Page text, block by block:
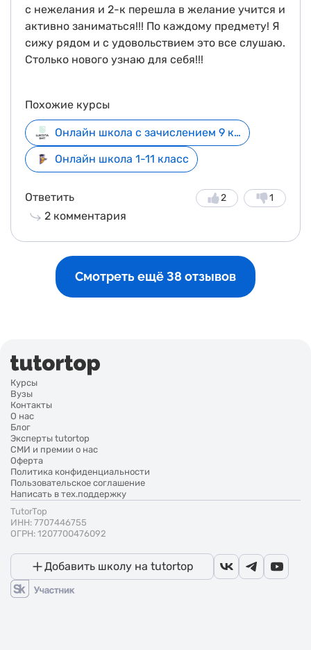
с нежелания и 2-к перешла в желание учится и
активно заниматься!!! По каждому предмету! Я
сижу рядом и с удовольствием это все слушаю.
Столько нового узнаю для себя!!!
Похожие курсы
Онлайн школа с зачислением 9 класс
Онлайн школа 1-11 класс
Ответить
2 комментария
1
2
Смотреть ещё 38 отзывов
Курсы
Вузы
Контакты
О нас
Блог
Эксперты tutortop
СМИ и премии о нас
Оферта
Политика конфиденциальности
Пользовательское соглашение
Написать в тех.поддержку
TutorTop
ИНН: 7707446755
ОГРН: 1207700476092
Добавить школу на tutortop